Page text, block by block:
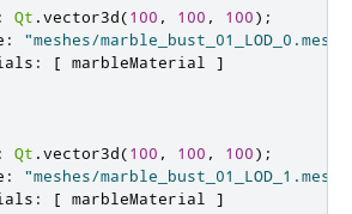
: Qt .vector3d(100 , 100 , 100);
:
"meshes/marble_bust_01_LOD_0.mesh"
: [ marbleMaterial
]
: Qt .vector3d(100 , 100 , 100);
:
"meshes/marble_bust_01_LOD_1.mesh"
: [ marbleMaterial
]